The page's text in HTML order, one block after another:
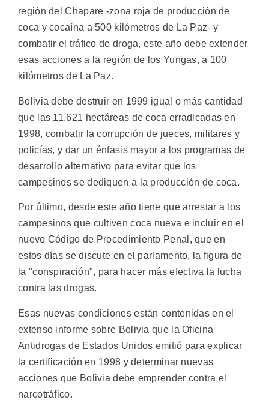
región del Chapare -zona roja de producción de
coca y cocaína a 500 kilómetros de La Paz- y
combatir el tráfico de droga, este año debe extender
esas acciones a la región de los Yungas, a 100
kilómetros de La Paz.
Bolivia debe destruir en 1999 igual o más cantidad
que las 11.621 hectáreas de coca erradicadas en
1998, combatir la corrupción de jueces, militares y
policías, y dar un énfasis mayor a los programas de
desarrollo alternativo para evitar que los
campesinos se dediquen a la producción de coca.
Por último, desde este año tiene que arrestar a los
campesinos que cultiven coca nueva e incluir en el
nuevo Código de Procedimiento Penal, que en
estos días se discute en el parlamento, la figura de
la "conspiración", para hacer más efectiva la lucha
contra las drogas.
Esas nuevas condiciones están contenidas en el
extenso informe sobre Bolivia que la Oficina
Antidrogas de Estados Unidos emitió para explicar
la certificación en 1998 y determinar nuevas
acciones que Bolivia debe emprender contra el
narcotráfico.